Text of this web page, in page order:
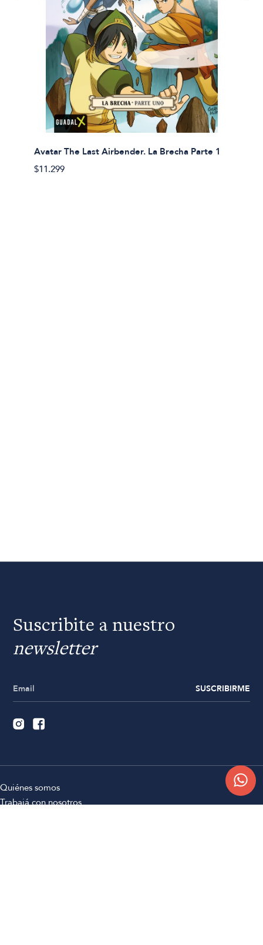
Avatar The Last Airbender. La Brecha Parte 1
$11.299
Suscribite a nuestro
newsletter
SUSCRIBIRME
Quiénes somos
Trabajá con nosotros